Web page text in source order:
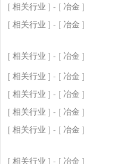
[ 相关行业 ] - [ 冶金 ]
[ 相关行业 ] - [ 冶金 ]
[ 相关行业 ] - [ 冶金 ]
[ 相关行业 ] - [ 冶金 ]
[ 相关行业 ] - [ 冶金 ]
[ 相关行业 ] - [ 冶金 ]
[ 相关行业 ] - [ 冶金 ]
[ 相关行业 ] - [ 冶金 ]